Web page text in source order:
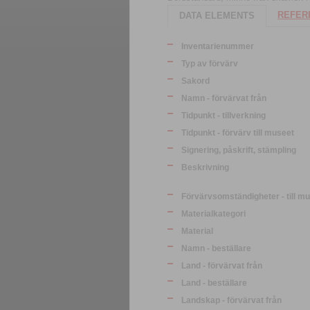
DATA ELEMENTS
Inventarienummer
Typ av förvärv
Sakord
Namn - förvärvat från
Tidpunkt - tillverkning
Tidpunkt - förvärv till museet
Signering, påskrift, stämpling
Beskrivning
Förvärvsomständigheter - till
Materialkategori
Material
Namn - beställare
Land - förvärvat från
Land - beställare
Landskap - förvärvat från